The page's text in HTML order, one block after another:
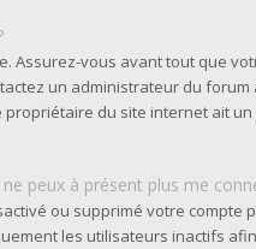
Assurez-vous avant tout que
un administrateur du
du site internet ait
peux à présent plus me
ou supprimé votre compte
les utilisateurs inactifs